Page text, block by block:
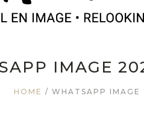
IMAGE
HOME / WHATSAPP